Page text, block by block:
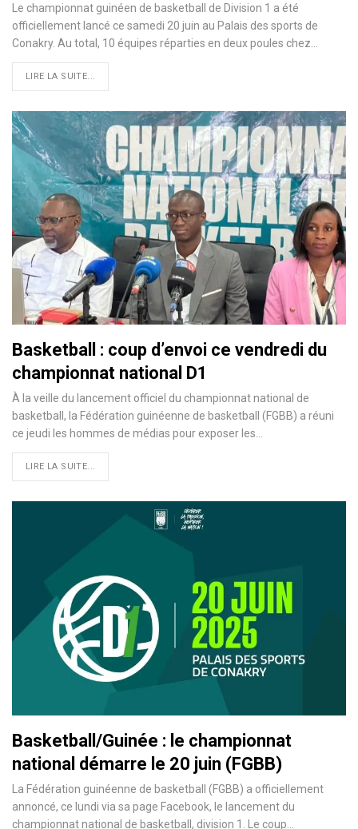
Le championnat guinéen de basketball de Division 1 a été
officiellement lancé ce samedi 20 juin au Palais des sports de
Conakry. Au total, 10 équipes réparties en deux poules chez…
LIRE LA SUITE...
Basketball : coup d’envoi ce vendredi du
championnat national D1
À la veille du lancement officiel du championnat national de
basketball, la Fédération guinéenne de basketball (FGBB) a réuni
ce jeudi les hommes de médias pour exposer les…
LIRE LA SUITE...
Basketball/Guinée : le championnat
national démarre le 20 juin (FGBB)
La Fédération guinéenne de basketball (FGBB) a officiellement
annoncé, ce lundi via sa page Facebook, le lancement du
championnat national de basketball, division 1. Le coup…